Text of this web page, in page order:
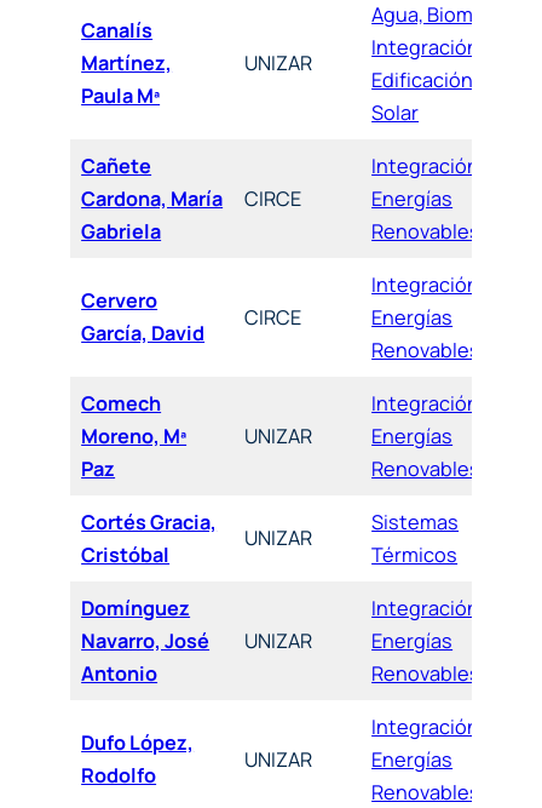
Canalís
Martínez,
Paula Mª
UNIZAR
Agua, Biomasa,
Integración,
Edificación y
Solar
Cañete
Cardona, María
Gabriela
CIRCE
Integración de
Energías
Renovables
Cervero
García, David
CIRCE
Integración de
Energías
Renovables
Comech
Moreno, Mª
Paz
UNIZAR
Integración de
Energías
Renovables
Cortés Gracia,
Cristóbal
UNIZAR
Sistemas
Térmicos
Domínguez
Navarro, José
Antonio
UNIZAR
Integración de
Energías
Renovables
Dufo López,
Rodolfo
UNIZAR
Integración de
Energías
Renovables